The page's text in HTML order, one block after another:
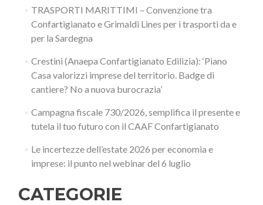
TRASPORTI MARITTIMI – Convenzione tra
Confartigianato e Grimaldi Lines per i trasporti da e
per la Sardegna
Crestini (Anaepa Confartigianato Edilizia): ‘Piano
Casa valorizzi imprese del territorio. Badge di
cantiere? No a nuova burocrazia’
Campagna fiscale 730/2026, semplifica il presente e
tutela il tuo futuro con il CAAF Confartigianato
Le incertezze dell’estate 2026 per economia e
imprese: il punto nel webinar del 6 luglio
CATEGORIE